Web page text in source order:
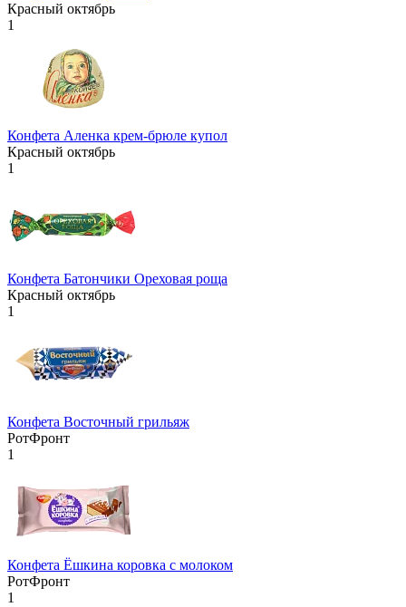
Красный октябрь
1
Конфета Аленка крем-брюле купол
Красный октябрь
1
Конфета Батончики Ореховая роща
Красный октябрь
1
Конфета Восточный грильяж
РотФронт
1
Конфета Ёшкина коровка с молоком
РотФронт
1